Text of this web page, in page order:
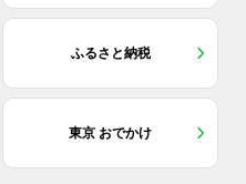
ふるさと納税
東京 おでかけ